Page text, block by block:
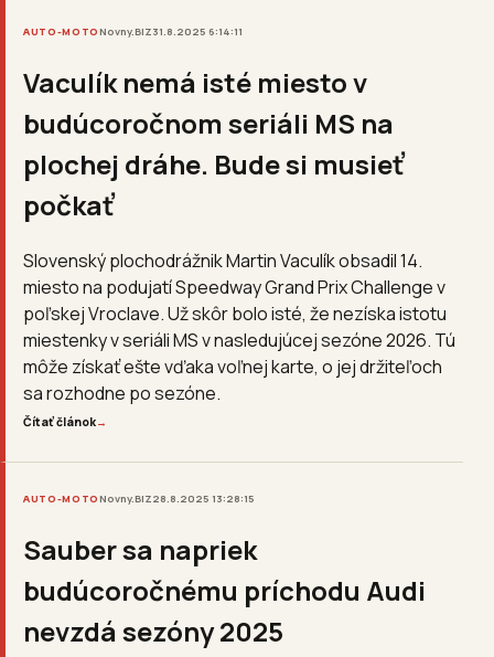
AUTO-MOTONovny.BIZ31.8.2025 6:14:11
Vaculík nemá isté miesto v
budúcoročnom seriáli MS na
plochej dráhe. Bude si musieť
počkať
Slovenský plochodrážnik Martin Vaculík obsadil 14.
miesto na podujatí Speedway Grand Prix Challenge v
poľskej Vroclave. Už skôr bolo isté, že nezíska istotu
miestenky v seriáli MS v nasledujúcej sezóne 2026. Tú
môže získať ešte vďaka voľnej karte, o jej držiteľoch
sa rozhodne po sezóne.
Čítať článok→
AUTO-MOTONovny.BIZ28.8.2025 13:28:15
Sauber sa napriek
budúcoročnému príchodu Audi
nevzdá sezóny 2025